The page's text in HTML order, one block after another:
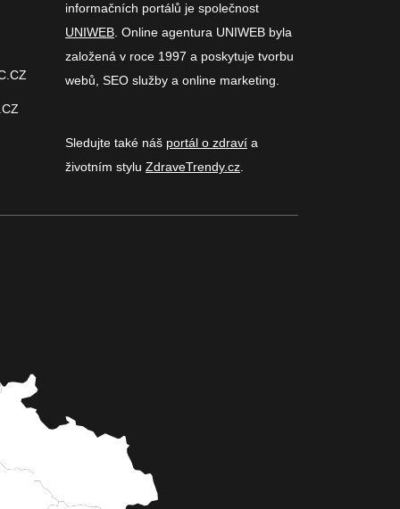
informačních portálů je společnost
UNIWEB . Online agentura UNIWEB byla
založená v roce 1997 a poskytuje tvorbu
webů, SEO služby a online marketing.
Sledujte také náš portál o zdraví a
životním stylu ZdraveTrendy.cz